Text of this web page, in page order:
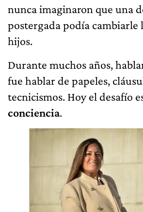
nunca imaginaron que una
postergada podía cambiarle
hijos.
Durante muchos años,
fue hablar de papeles,
tecnicismos. Hoy el desafío
conciencia.